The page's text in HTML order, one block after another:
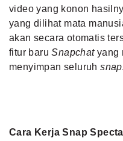
video yang konon
yang dilihat mata
akan secara otomatis
fitur baruSnapchatyang
menyimpan seluruh
Cara Kerja Snap